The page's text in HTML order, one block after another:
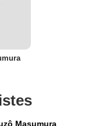
Masumura